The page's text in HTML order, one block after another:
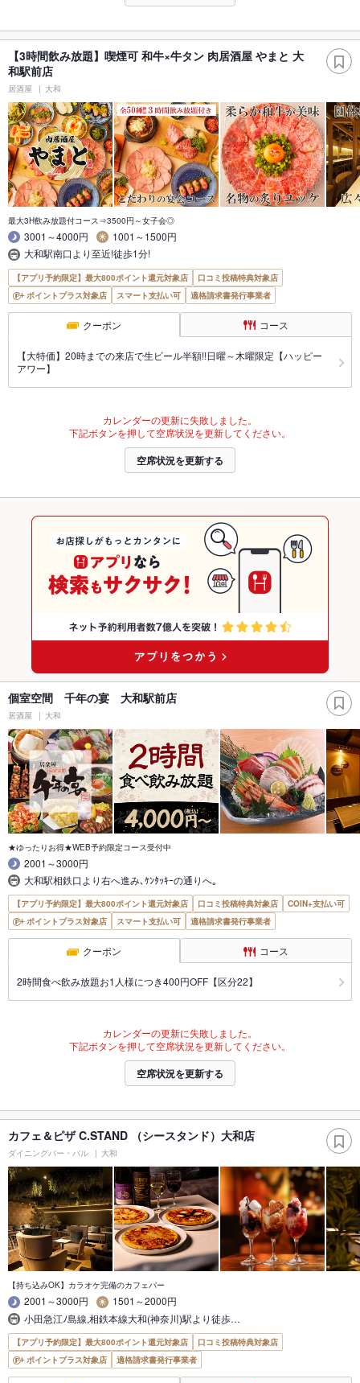
【3時間飲み放題】喫煙可 和牛×牛タン 肉居酒屋 やまと 大
和駅前店
居酒屋 大和
最大3H飲み放題付コース⇒3500円～女子会◎
3001～4000円
1001～1500円
大和駅南口より至近!徒歩1分!
【アプリ予約限定】最大800ポイント還元対象店
口コミ投稿特典対象店
ポイントプラス対象店
スマート支払い可 適格請求書発行事業者
クーポン コース
【大特価】20時までの来店で生ビール半額!!日曜～木曜限定【ハッピー
アワー】
カレンダーの更新に失敗しました。
下記ボタンを押して空席状況を更新してください。
空席状況を更新する
個室空間 千年の宴 大和駅前店
居酒屋 大和
★ゆったりお得★WEB予約限定コース受付中
2001～3000円
大和駅相鉄口より右へ進み､ｹﾝﾀｯｷｰの通りへ｡
【アプリ予約限定】最大800ポイント還元対象店 口コミ投稿特典対象店
COIN+支払い可
ポイントプラス対象店
スマート支払い可 適格請求書発行事業者
クーポン コース
2時間食べ飲み放題お1人様につき400円OFF【区分22】
カレンダーの更新に失敗しました。
下記ボタンを押して空席状況を更新してください。
空席状況を更新する
カフェ＆ピザ C.STAND （シースタンド）大和店
ダイニングバー・バル 大和
【持ち込みOK】カラオケ完備のカフェバー
2001～3000円
1501～2000円
小田急江ﾉ島線,相鉄本線大和(神奈川)駅より徒歩…
【アプリ予約限定】最大800ポイント還元対象店
口コミ投稿特典対象店
ポイントプラス対象店
適格請求書発行事業者